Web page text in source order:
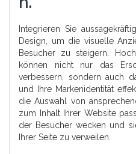
Integrieren Sie
Design, um die visuelle
Besucher zu steigern.
können nicht nur das
verbessern, sondern auch
und Ihre Markenidentität
die Auswahl von
zum Inhalt Ihrer Website
der Besucher wecken und
Ihrer Seite zu verweilen.